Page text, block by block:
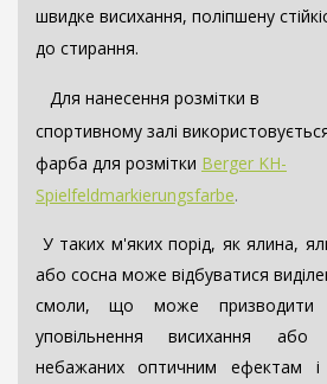
швидке висихання, поліпшену
до стирання.
Для нанесення розмітки в
спортивному залі
фарба для розмітки Berger KH-
Spielfeldmarkierungsfarbe.
У таких м'яких порід, як ялина,
або сосна може відбуватися
смоли, що може призводити
уповільнення висихання
небажаних оптичним ефектам